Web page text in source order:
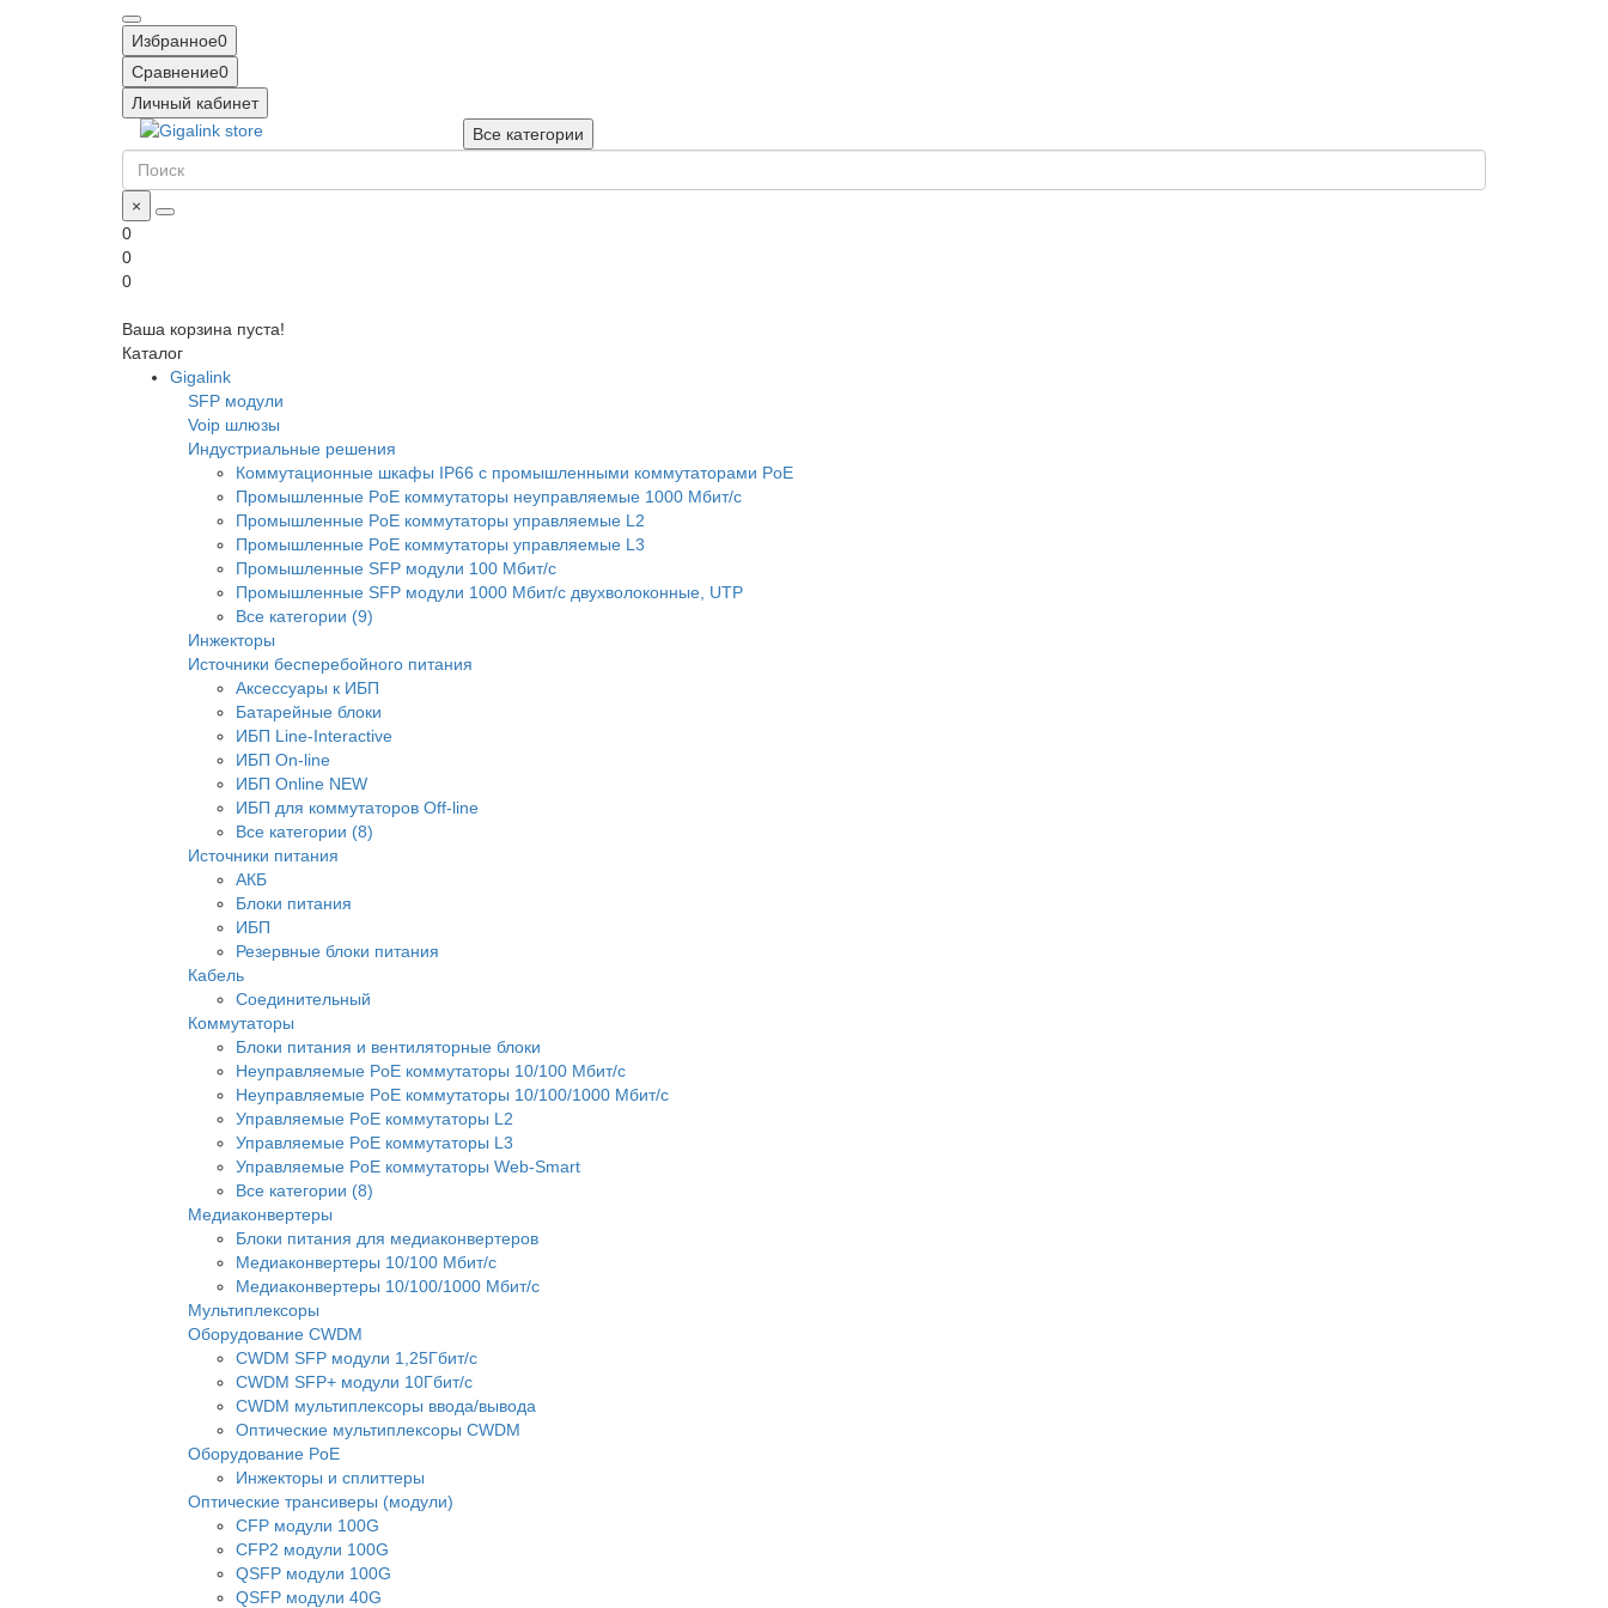
Избранное0
Сравнение0
Личный кабинет
Все категории
×
0
0
0
Ваша корзина пуста!
Каталог
Gigalink
SFP модули
Voip шлюзы
Индустриальные решения
Коммутационные шкафы IP66 c промышленными коммутаторами PoE
Промышленные PoE коммутаторы неуправляемые 1000 Мбит/с
Промышленные PoE коммутаторы управляемые L2
Промышленные PoE коммутаторы управляемые L3
Промышленные SFP модули 100 Мбит/c
Промышленные SFP модули 1000 Мбит/c двухволоконные, UTP
Все категории (9)
Инжекторы
Источники бесперебойного питания
Аксессуары к ИБП
Батарейные блоки
ИБП Line-Interactive
ИБП On-line
ИБП Online NEW
ИБП для коммутаторов Off-line
Все категории (8)
Источники питания
АКБ
Блоки питания
ИБП
Резервные блоки питания
Кабель
Соединительный
Коммутаторы
Блоки питания и вентиляторные блоки
Неуправляемые PoE коммутаторы 10/100 Мбит/с
Неуправляемые PoE коммутаторы 10/100/1000 Мбит/с
Управляемые PoE коммутаторы L2
Управляемые PoE коммутаторы L3
Управляемые PoE коммутаторы Web-Smart
Все категории (8)
Медиаконвертеры
Блоки питания для медиаконвертеров
Медиаконвертеры 10/100 Мбит/с
Медиаконвертеры 10/100/1000 Мбит/c
Мультиплексоры
Оборудование CWDM
CWDM SFP модули 1,25Гбит/с
CWDM SFP+ модули 10Гбит/с
CWDM мультиплексоры ввода/вывода
Оптические мультиплексоры CWDM
Оборудование PoE
Инжекторы и сплиттеры
Оптические трансиверы (модули)
CFP модули 100G
CFP2 модули 100G
QSFP модули 100G
QSFP модули 40G